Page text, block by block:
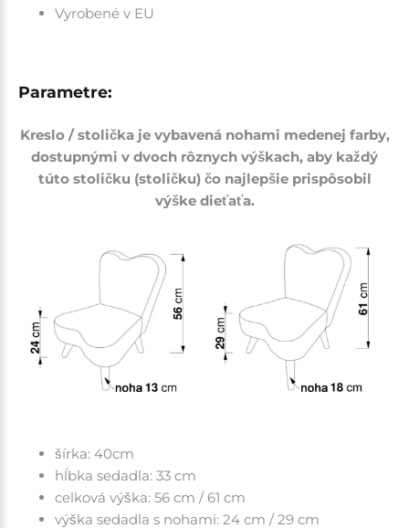
Vyrobené v EU
Parametre:
Kreslo / stolička je vybavená nohami medenej farby,
dostupnými v dvoch rôznych výškach, aby každý
túto stoličku (stoličku) čo najlepšie prispôsobil
výške dieťaťa.
šírka: 40cm
hĺbka sedadla: 33 cm
celková výška: 56 cm / 61 cm
výška sedadla s nohami: 24 cm / 29 cm